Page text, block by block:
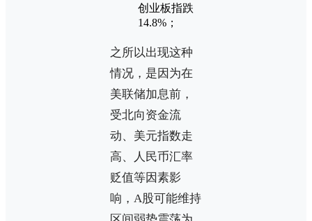
创业板指跌
14.8%；
之所以出现这种
情况，是因为在
美联储加息前，
受北向资金流
动、美元指数走
高、人民币汇率
贬值等因素影
响，A股可能维持